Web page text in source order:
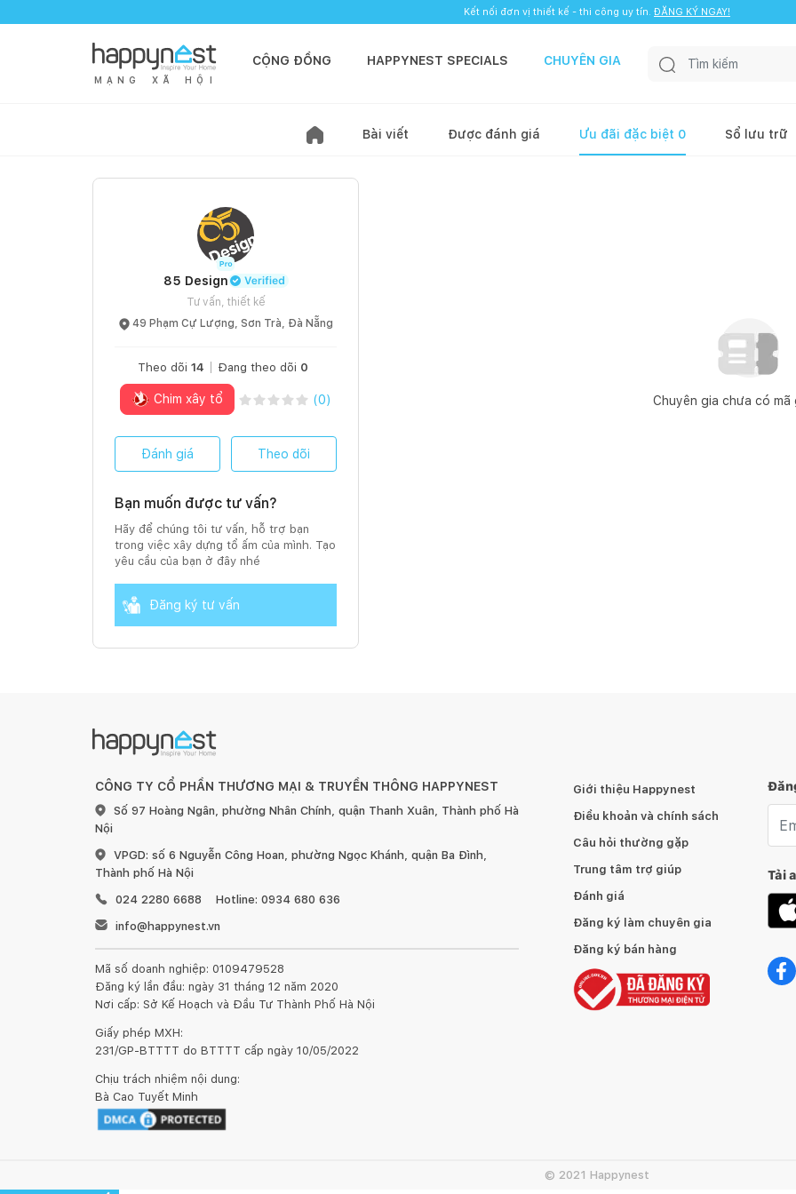
Kết nối đơn vị thiết kế - thi công uy tín. ĐĂNG KÝ NGAY!
M Ạ N G X Ã H Ộ I
CỘNG ĐỒNG HAPPYNEST SPECIALS CHUYÊN GIA
Bài viết Được đánh giá Ưu đãi đặc biệt 0 Sổ lưu trữ
85 Design
Tư vấn, thiết kế
49 Phạm Cự Lượng, Sơn Trà, Đà Nẵng
Theo dõi 14 Đang theo dõi 0
Chim xây tổ (0)
Đánh giá Theo dõi
Bạn muốn được tư vấn?
Hãy để chúng tôi tư vấn, hỗ trợ bạn
trong việc xây dựng tổ ấm của mình. Tạo
yêu cầu của bạn ở đây nhé
Đăng ký tư vấn
Chuyên gia chưa có mã
CÔNG TY CỔ PHẦN THƯƠNG MẠI & TRUYỀN THÔNG HAPPYNEST
Số 97 Hoàng Ngân, phường Nhân Chính, quận Thanh Xuân, Thành phố Hà
Nội
VPGD: số 6 Nguyễn Công Hoan, phường Ngọc Khánh, quận Ba Đình,
Thành phố Hà Nội
024 2280 6688
Hotline: 0934 680 636
info@happynest.vn
Mã số doanh nghiệp: 0109479528
Đăng ký lần đầu: ngày 31 tháng 12 năm 2020
Nơi cấp: Sở Kế Hoạch và Đầu Tư Thành Phố Hà Nội
Giấy phép MXH:
231/GP-BTTTT do BTTTT cấp ngày 10/05/2022
Chịu trách nhiệm nội dung:
Bà Cao Tuyết Minh
Giới thiệu Happynest
Điều khoản và chính sách
Câu hỏi thường gặp
Trung tâm trợ giúp
Đánh giá
Đăng ký làm chuyên gia
Đăng ký bán hàng
Tải
© 2021 Happynest